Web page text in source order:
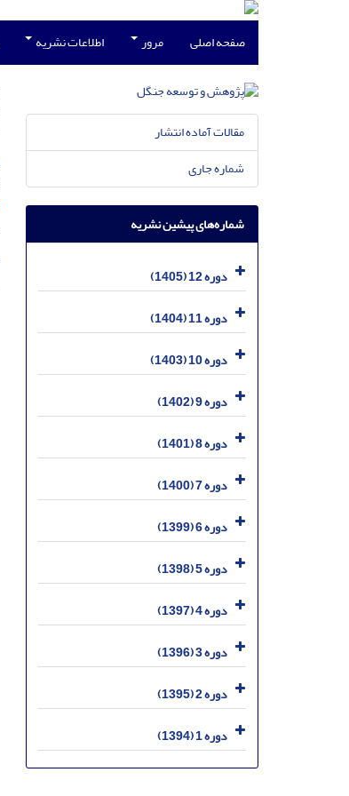
صفحه اصلی مرور اطلاعات نشریه
مقالات آماده انتشار
شماره جاری
شماره‌های پیشین نشریه
دوره 12 (1405)
دوره 11 (1404)
دوره 10 (1403)
دوره 9 (1402)
دوره 8 (1401)
دوره 7 (1400)
دوره 6 (1399)
دوره 5 (1398)
دوره 4 (1397)
دوره 3 (1396)
دوره 2 (1395)
دوره 1 (1394)